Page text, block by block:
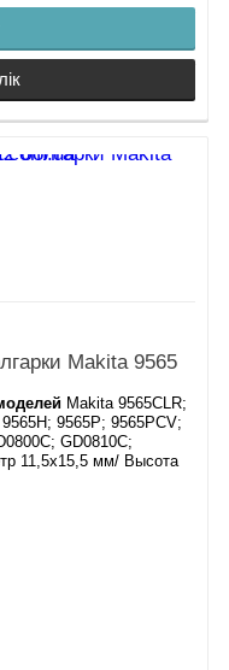
Makita 9565
Makita 9565CLR;
9565P; 9565PCV;
GD0810C;
11,5х15,5 мм/ Высота